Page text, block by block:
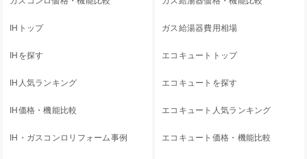
IHトップ
IHを探す
IH人気ランキング
IH価格・機能比較
IH・ガスコンロリフォーム事例
ガス給湯器費用相場
エコキュートトップ
エコキュートを探す
エコキュート人気ランキング
エコキュート価格・機能比較